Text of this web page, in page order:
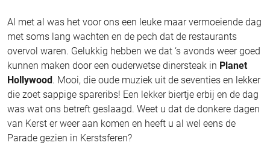
Al met al was het voor ons een leuke maar vermoeiende dag
met soms lang wachten en de pech dat de restaurants
overvol waren. Gelukkig hebben we dat ‘s avonds weer goed
kunnen maken door een ouderwetse dinersteak in Planet
Hollywood. Mooi, die oude muziek uit de seventies en lekker
die zoet sappige spareribs! Een lekker biertje erbij en de dag
was wat ons betreft geslaagd. Weet u dat de donkere dagen
van Kerst er weer aan komen en heeft u al wel eens de
Parade gezien in Kerstsferen?